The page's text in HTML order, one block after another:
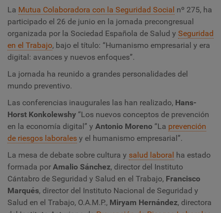
La Mutua Colaboradora con la Seguridad Social nº 275, ha
participado el 26 de junio en la jornada precongresual
organizada por la Sociedad Española de Salud y Seguridad
en el Trabajo, bajo el título: “Humanismo empresarial y era
digital: avances y nuevos enfoques”.
La jornada ha reunido a grandes personalidades del
mundo preventivo.
Las conferencias inaugurales las han realizado, Hans-
Horst Konkolewshy “Los nuevos conceptos de prevención
en la economía digital” y Antonio Moreno “La prevención
de riesgos laborales y el humanismo empresarial”.
La mesa de debate sobre cultura y salud laboral ha estado
formada por Amalio Sánchez, director del Instituto
Cántabro de Seguridad y Salud en el Trabajo, Francisco
Marqués, director del Instituto Nacional de Seguridad y
Salud en el Trabajo, O.A.M.P., Miryam Hernández, directora